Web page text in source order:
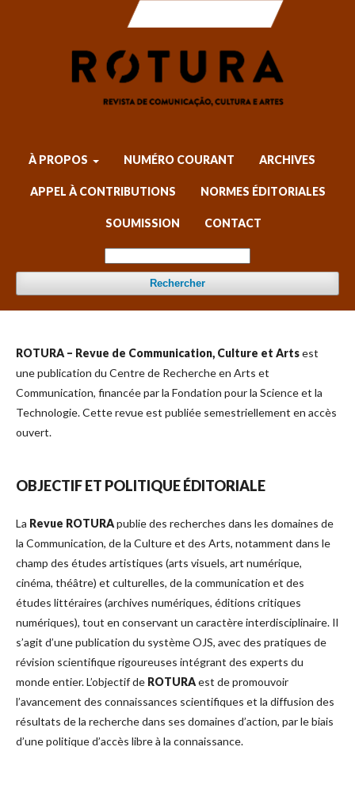
À PROPOS NUMÉRO COURANT ARCHIVES
APPEL À CONTRIBUTIONS NORMES ÉDITORIALES
SOUMISSION CONTACT
Rechercher
ROTURA – Revue de Communication, Culture et Artsest
une publication du Centre de Recherche en Arts et
Communication, financée par la Fondation pour la Science et la
Technologie. Cette revue est publiée semestriellement en accès
ouvert.
OBJECTIF ET POLITIQUE ÉDITORIALE
La Revue ROTURApublie des recherches dans les domaines de
la Communication, de la Culture et des Arts, notamment dans le
champ des études artistiques (arts visuels, art numérique,
cinéma, théâtre) et culturelles, de la communication et des
études littéraires (archives numériques, éditions critiques
numériques), tout en conservant un caractère interdisciplinaire. Il
s’agit d’une publication du système OJS, avec des pratiques de
révision scientifique rigoureuses intégrant des experts du
monde entier. L’objectif de ROTURAest de promouvoir
l’avancement des connaissances scientifiques et la diffusion des
résultats de la recherche dans ses domaines d’action, par le biais
d’une politique d’accès libre à la connaissance.